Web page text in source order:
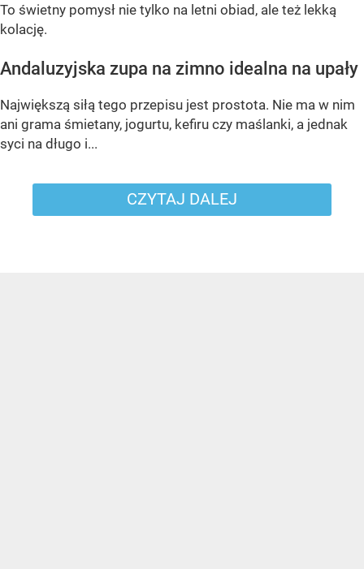
To świetny pomysł nie tylko na letni obiad, ale też lekką
kolację.
Andaluzyjska zupa na zimno idealna na upały
Największą siłą tego przepisu jest prostota. Nie ma w nim
ani grama śmietany, jogurtu, kefiru czy maślanki, a jednak
syci na długo i...
CZYTAJ DALEJ